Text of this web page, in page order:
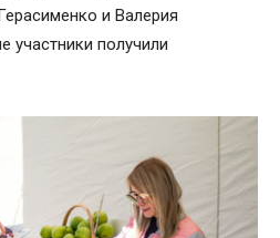
и Валерия
участники получили